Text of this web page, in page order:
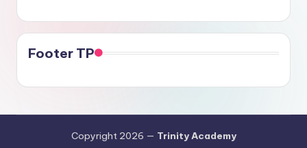
Footer TP
Copyright 2026 — Trinity Academy